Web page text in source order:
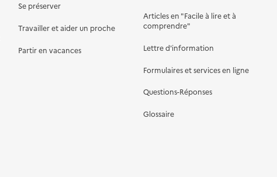
Se préserver
Travailler et aider un proche
Partir en vacances
Articles en "Facile à lire et à
comprendre"
Lettre d'information
Formulaires et services en ligne
Questions-Réponses
Glossaire